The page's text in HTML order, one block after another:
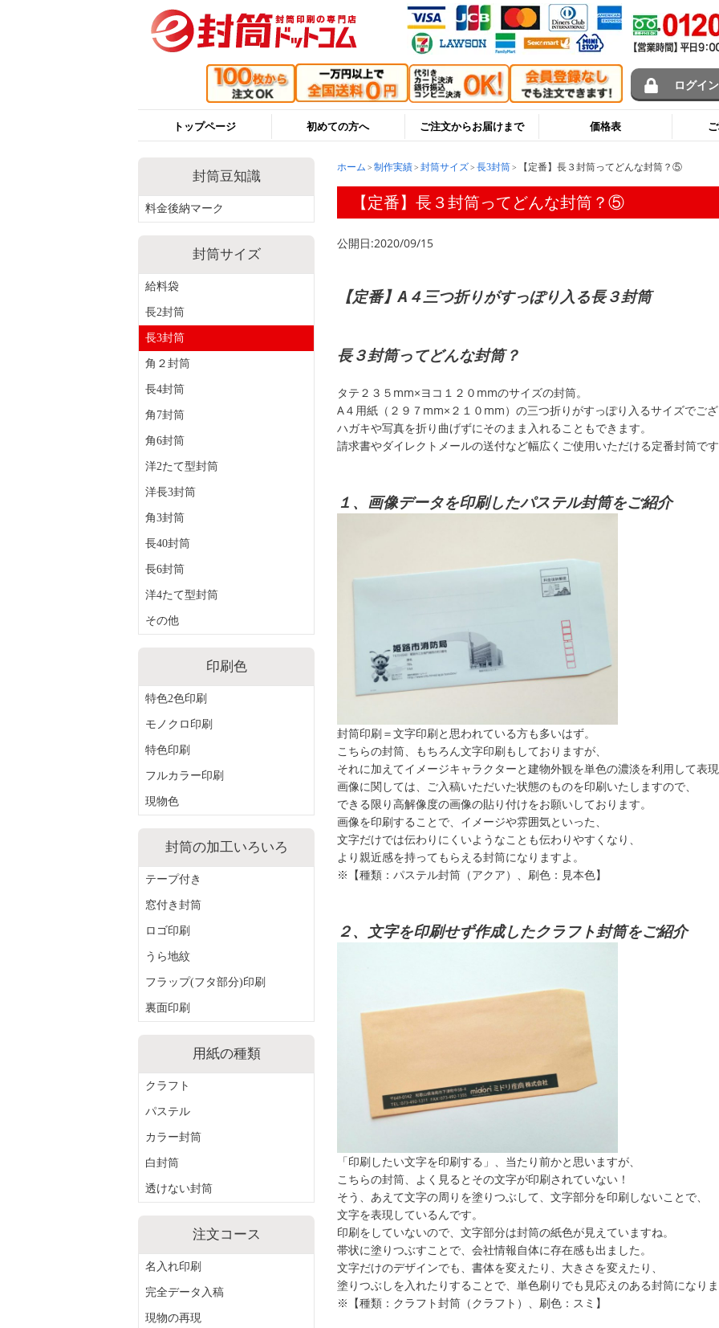
ログイン
トップページ 初めての方へ ご注文からお届けまで 価格表
ホーム 制作実績 封筒サイズ 長3封筒 【定番】長３封筒ってどんな封筒？⑤
【定番】長３封筒ってどんな封筒？⑤
公開日:2020/09/15
【定番】A４三つ折りがすっぽり入る長３封筒
長３封筒ってどんな封筒？
タテ２３５mm×ヨコ１２０mmのサイズの封筒。
A４用紙（２９７mm×２１０mm）の三つ折りがすっぽり入るサイズでご
ハガキや写真を折り曲げずにそのまま入れることもできます。
請求書やダイレクトメールの送付など幅広くご使用いただける定番封筒で
１、画像データを印刷したパステル封筒をご紹介
封筒印刷＝文字印刷と思われている方も多いはず。
こちらの封筒、もちろん文字印刷もしておりますが、
それに加えてイメージキャラクターと建物外観を単色の濃淡を利用して表
画像に関しては、ご入稿いただいた状態のものを印刷いたしますので、
できる限り高解像度の画像の貼り付けをお願いしております。
画像を印刷することで、イメージや雰囲気といった、
文字だけでは伝わりにくいようなことも伝わりやすくなり、
より親近感を持ってもらえる封筒になりますよ。
※【種類：パステル封筒（アクア）、刷色：見本色】
２、文字を印刷せず作成したクラフト封筒をご紹介
「印刷したい文字を印刷する」、当たり前かと思いますが、
こちらの封筒、よく見るとその文字が印刷されていない！
そう、あえて文字の周りを塗りつぶして、文字部分を印刷しないことで、
文字を表現しているんです。
印刷をしていないので、文字部分は封筒の紙色が見えていますね。
帯状に塗りつぶすことで、会社情報自体に存在感も出ました。
文字だけのデザインでも、書体を変えたり、大きさを変えたり、
塗りつぶしを入れたりすることで、単色刷りでも見応えのある封筒になり
※【種類：クラフト封筒（クラフト）、刷色：スミ】
封筒豆知識
料金後納マーク
封筒サイズ
給料袋
長2封筒
長3封筒
角２封筒
長4封筒
角7封筒
角6封筒
洋2たて型封筒
洋長3封筒
角3封筒
長40封筒
長6封筒
洋4たて型封筒
その他
印刷色
特色2色印刷
モノクロ印刷
特色印刷
フルカラー印刷
現物色
封筒の加工いろいろ
テープ付き
窓付き封筒
ロゴ印刷
うら地紋
フラップ(フタ部分)印刷
裏面印刷
用紙の種類
クラフト
パステル
カラー封筒
白封筒
透けない封筒
注文コース
名入れ印刷
完全データ入稿
現物の再現